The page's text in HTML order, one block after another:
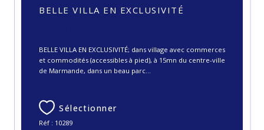
BELLE VILLA EN EXCLUSIVITÉ
BELLE VILLA EN EXCLUSIVITÉ; dans village avec commerces
et commodités (accessibles à pied), à 15mn du centre-ville
de Marmande, dans un beau parc...
Sélectionner
Réf : 10289